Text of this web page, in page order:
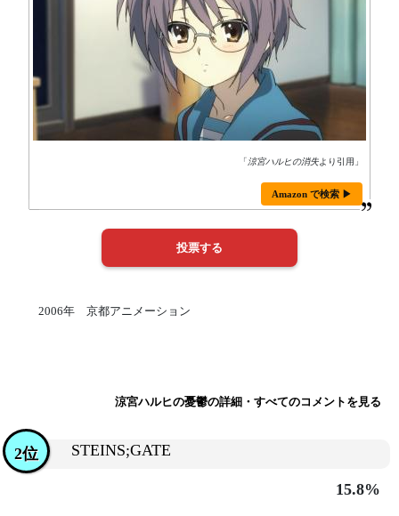
「涼宮ハルヒの消失より引用」
Amazon で検索 ▶
2006年 京都アニメーション
涼宮ハルヒの憂鬱の詳細・すべてのコメントを見る
STEINS;GATE
2位
15.8%